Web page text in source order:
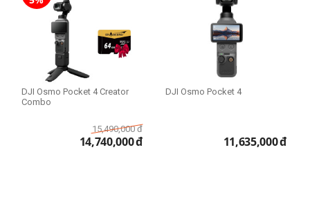
DJI Osmo Pocket 4 Creator
Combo
15,490,000 đ
14,740,000đ
DJI Osmo Pocket 4
11,635,000đ